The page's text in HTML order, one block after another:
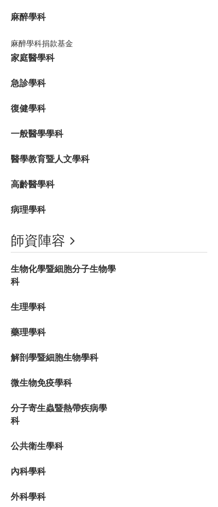
麻醉學科
麻醉學科捐款基金
家庭醫學科
急診學科
復健學科
一般醫學學科
醫學教育暨人文學科
高齡醫學科
病理學科
師資陣容
生物化學暨細胞分子生物學
科
生理學科
藥理學科
解剖學暨細胞生物學科
微生物免疫學科
分子寄生蟲暨熱帶疾病學
科
公共衛生學科
內科學科
外科學科